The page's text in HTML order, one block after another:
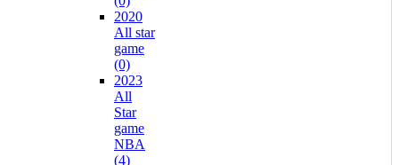
2020
All star
game
(0)
2023
All
Star
game
NBA
(4)